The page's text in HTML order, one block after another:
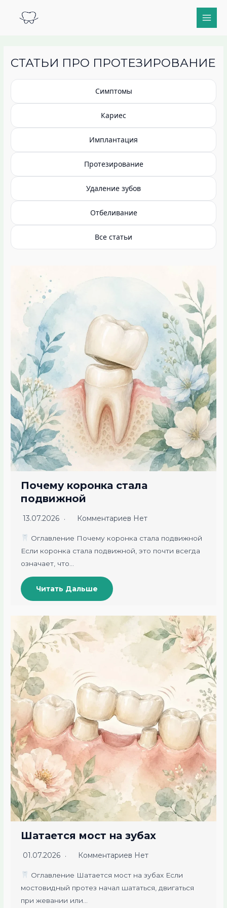
Main
СТАТЬИ ПРО ПРОТЕЗИРОВАНИЕ
Симптомы
Кариес
Имплантация
Протезирование
Удаление зубов
Отбеливание
Все статьи
Почему коронка стала
подвижной
13.07.2026 Комментариев Нет
Оглавление Почему коронка стала подвижной
Если коронка стала подвижной, это почти всегда
означает, что…
Читать Дальше
Шатается мост на зубах
01.07.2026 Комментариев Нет
Оглавление Шатается мост на зубах Если
мостовидный протез начал шататься, двигаться
при жевании или…